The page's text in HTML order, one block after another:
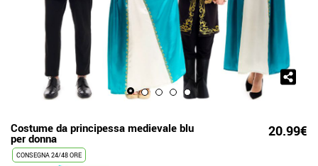
Costume da principessa medievale blu
per donna 20.99€
CONSEGNA 24/48 ORE